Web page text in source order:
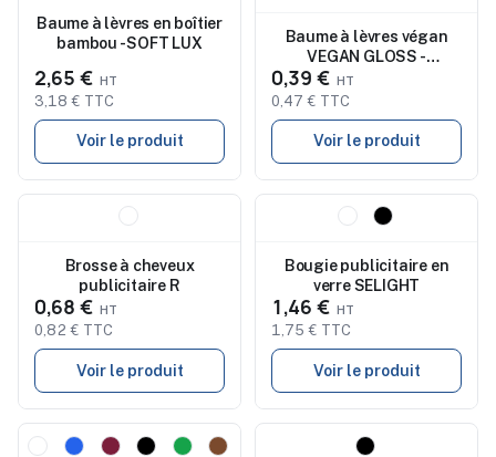
Baume à lèvres en boîtier
bambou - SOFT LUX
2,65 €
3,18 € TTC
Voir le produit
Baume à lèvres végan
VEGAN GLOSS -
Protecteur
0,39 €
0,47 € TTC
Voir le produit
Brosse à cheveux
publicitaire R
0,68 €
0,82 € TTC
Voir le produit
Bougie publicitaire en
verre SELIGHT
1,46 €
1,75 € TTC
Voir le produit
Nouveau